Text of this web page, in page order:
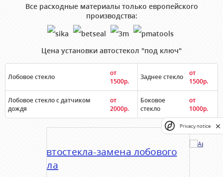
Все расходные материалы только европейского
производства:
Цена установки автостекол "под ключ"
Лобовое стекло
от
1500р.
Заднее стекло
от
1500р.
Лобовое стекло с датчиком
дождя
от
2000р.
Боковое
стекло
от
1000р.
Privacy notice